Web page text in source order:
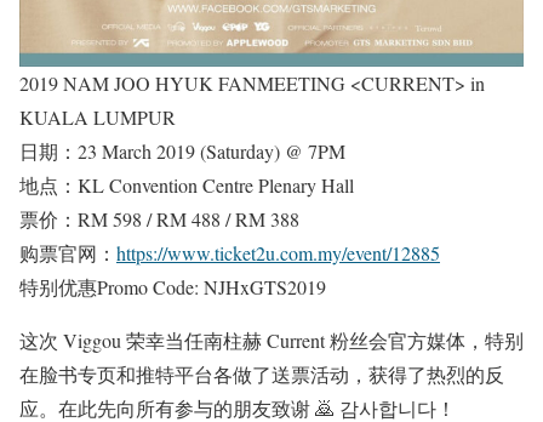
2019 NAM JOO HYUK FANMEETING <CURRENT> in
KUALA LUMPUR
日期：23 March 2019 (Saturday) @ 7PM
地点：KL Convention Centre Plenary Hall
票价：RM 598 / RM 488 / RM 388
购票官网： https://www.ticket2u.com.my/event/12885
特别优惠Promo Code: NJHxGTS2019
这次 Viggou 荣幸当任南柱赫 Current 粉丝会官方媒体，特别
在脸书专页和推特平台各做了送票活动，获得了热烈的反
应。在此先向所有参与的朋友致谢 🙇 감사합니다！